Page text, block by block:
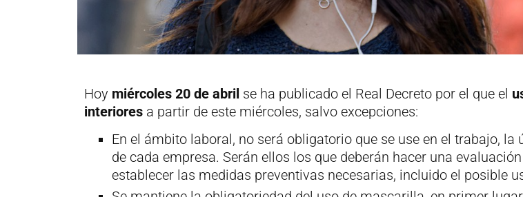
Hoy miércoles 20 de abril se ha publicado el Real Decreto por el que el
interiores a partir de este miércoles, salvo excepciones:
En el ámbito laboral, no será obligatorio que se use en el trabajo,
de cada empresa. Serán ellos los que deberán hacer una
establecer las medidas preventivas necesarias, incluido el posible